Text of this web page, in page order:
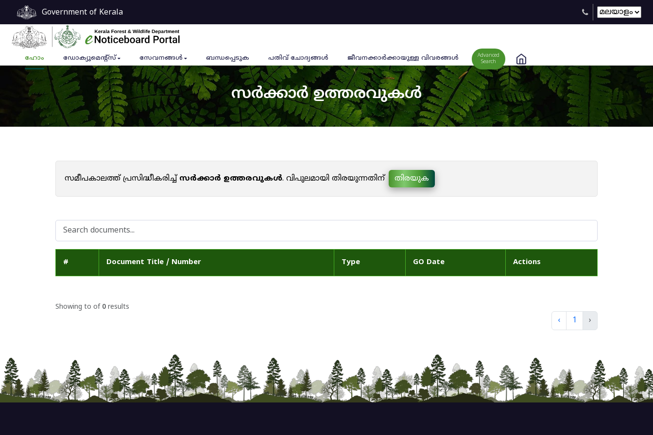
Government of Kerala
ഹോം ഡോക്യുമെൻ്റ്സ് സേവനങ്ങൾ ബന്ധപ്പെടുക പതിവ് ചോദ്യങ്ങൾ ജീവനക്കാര്‍ക്കായുള്ള വിവരങ്ങള്‍
Advanced
Search
സർക്കാർ ഉത്തരവുകൾ
സമീപകാലത്ത് പ്രസിദ്ധീകരിച്ച്സർക്കാർ ഉത്തരവുകൾ. വിപുലമായി തിരയുന്നതിന് തിരയുക
# Document Title / Number Type GO Date Actions
Showing to of 0 results
‹ 1 ›